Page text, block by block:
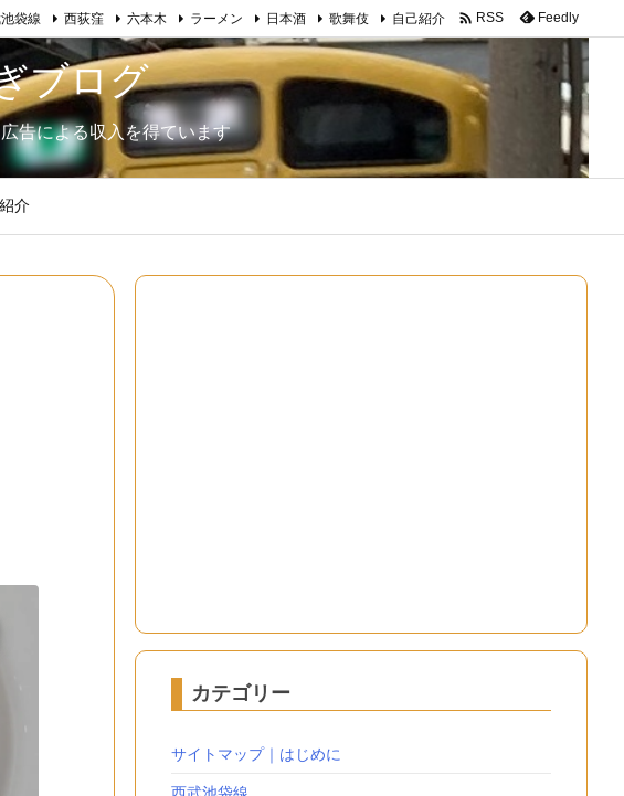
ブログ
告による収入を得ています
介
袋線 西荻窪 六本木 ラーメン 日本酒 歌舞伎 自己紹介  RSS Feedly
カテゴリー
サイトマップ｜はじめに